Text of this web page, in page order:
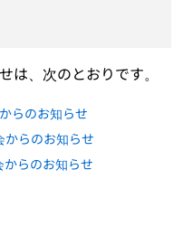
は、次のとおりです。
らのお知らせ
からのお知らせ
からのお知らせ